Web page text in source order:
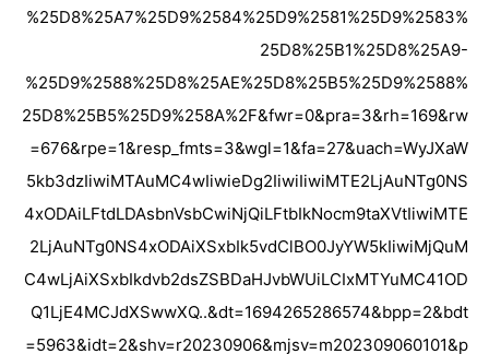
%25D8%25A7%25D9%2584%25D9%2581%25D9%2583%
25D8%25B1%25D8%25A9-
%25D9%2588%25D8%25AE%25D8%25B5%25D9%2588%
25D8%25B5%25D9%258A%2F&fwr=0&pra=3&rh=169&rw
=676&rpe=1&resp_fmts=3&wgl=1&fa=27&uach=WyJXaW
5kb3dzIiwiMTAuMC4wIiwieDg2IiwiIiwiMTE2LjAuNTg0NS
4xODAiLFtdLDAsbnVsbCwiNjQiLFtbIkNocm9taXVtIiwiMTE
2LjAuNTg0NS4xODAiXSxbIk5vdClBO0JyYW5kIiwiMjQuM
C4wLjAiXSxbIkdvb2dsZSBDaHJvbWUiLCIxMTYuMC41OD
Q1LjE4MCJdXSwwXQ..&dt=1694265286574&bpp=2&bdt
=5963&idt=2&shv=r20230906&mjsv=m202309060101&p